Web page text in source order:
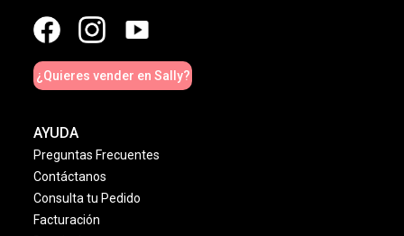
¿Quieres vender en Sally?
AYUDA
Preguntas Frecuentes
Contáctanos
Consulta tu Pedido
Facturación